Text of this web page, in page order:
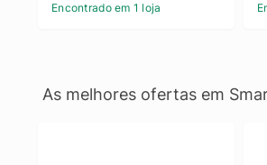
Encontrado em 1 loja
As melhores ofertas em